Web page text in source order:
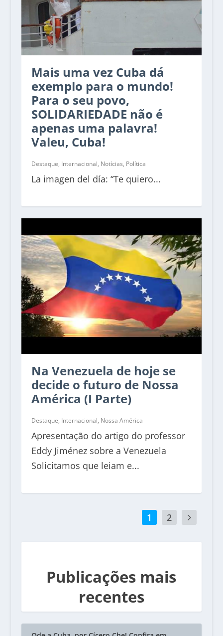
Mais uma vez Cuba dá
exemplo para o mundo!
Para o seu povo,
SOLIDARIEDADE não é
apenas uma palavra!
Valeu, Cuba!
Destaque, Internacional, Notícias, Política
La imagen del día: “Te quiero...
Na Venezuela de hoje se
decide o futuro de Nossa
América (I Parte)
Destaque, Internacional, Nossa América
Apresentação do artigo do professor
Eddy Jiménez sobre a Venezuela
Solicitamos que leiam e...
1 2
Publicações mais
recentes